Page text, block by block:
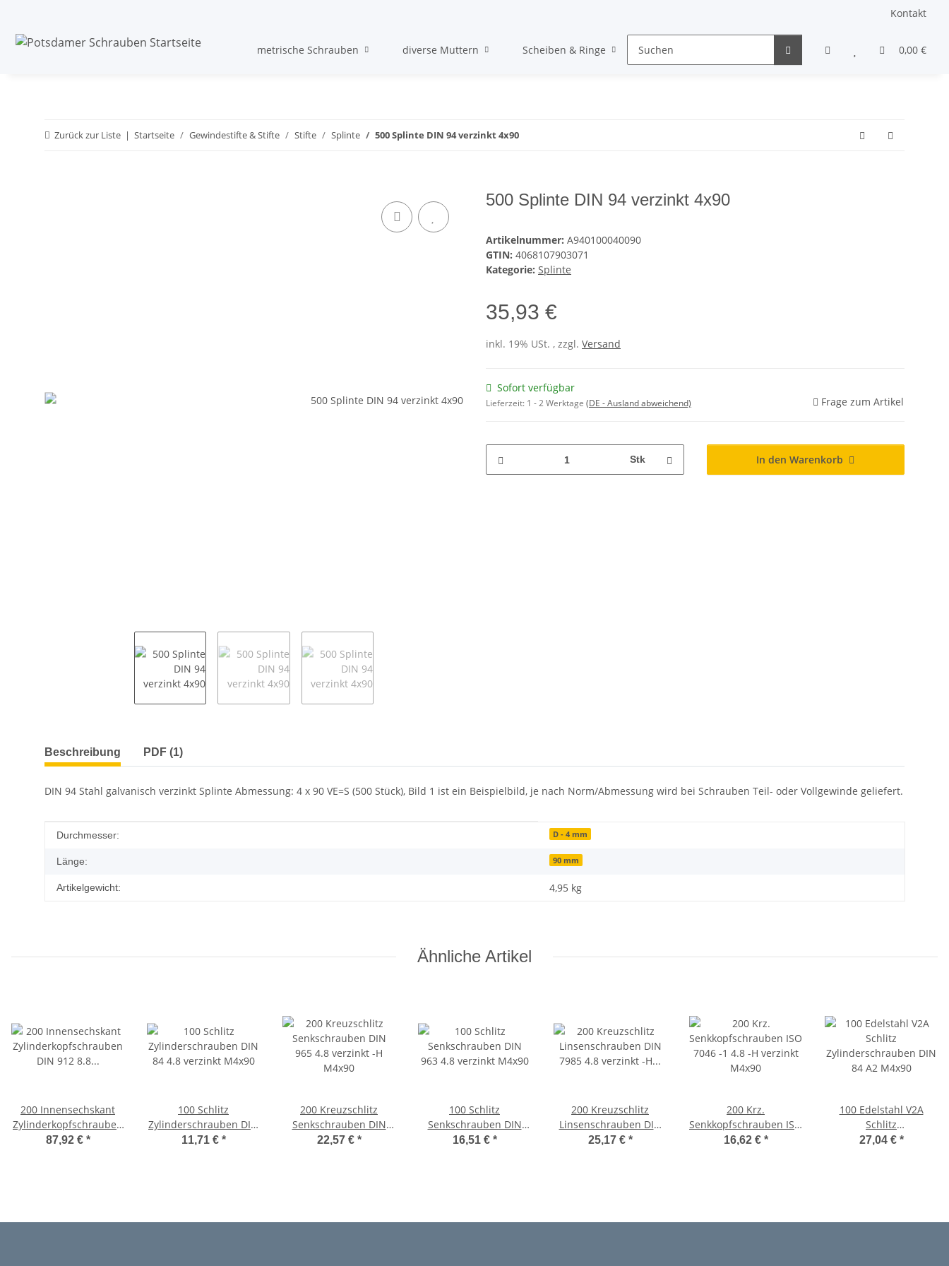
Kontakt
0,00 €
metrische Schrauben diverse Muttern Scheiben & Ringe Gewindestifte & Stifte andere Schrauben
Zurück zur Liste Startseite Gewindestifte & Stifte Stifte Splinte 500 Splinte DIN 94 verzinkt 4x90
500 Splinte DIN 94 verzinkt 4x90
Artikelnummer: A940100040090
GTIN: 4068107903071
Kategorie: Splinte
35,93 €
inkl. 19% USt. , zzgl. Versand
Sofort verfügbar
Lieferzeit: 1 - 2 Werktage (DE - Ausland abweichend) Frage zum Artikel
Stk In den Warenkorb
weitere Registerkarten anzeigen
Beschreibung PDF (1)
DIN 94 Stahl galvanisch verzinkt Splinte Abmessung: 4 x 90 VE=S (500 Stück), Bild 1 ist ein Beispielbild, je nach Norm/Abmessung wird bei Schrauben Teil- oder Vollgewinde geliefert.
Produkteigenschaft
Wert
Durchmesser: D - 4 mm
Länge: 90 mm
Artikelgewicht: 4,95 kg
Ähnliche Artikel
200 Innensechskant
Zylinderkopfschrauben
DIN 912 8.8 verzinkt
87,92 € *
100 Schlitz
Zylinderschrauben DIN
84 4.8 verzinkt M4x90
11,71 € *
200 Kreuzschlitz
Senkschrauben DIN
965 4.8 verzinkt -H
22,57 € *
100 Schlitz
Senkschrauben DIN
963 4.8 verzinkt M4x90
16,51 € *
200 Kreuzschlitz
Linsenschrauben DIN
7985 4.8 verzinkt -H
25,17 € *
200 Krz.
Senkkopfschrauben ISO
7046 -1 4.8 -H verzinkt
16,62 € *
100 Edelstahl V2A
Schlitz
Zylinderschrauben DIN
27,04 € *